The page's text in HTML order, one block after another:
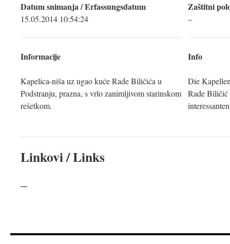
Datum snimanja / Erfassungsdatum
15.05.2014 10:54:24
Informacije
Kapelica-niša uz ugao kuće Rade Biličića u
Podstranju, prazna, s vrlo zanimljivom starinskom
rešetkom.
Zaštitni
–
Info
Die
Rade Biličić
Linkovi / Links
–